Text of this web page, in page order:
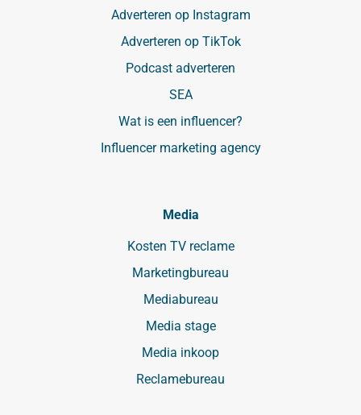
Adverteren op Instagram
Adverteren op TikTok
Podcast adverteren
SEA
Wat is een influencer?
Influencer marketing agency
Media
Kosten TV reclame
Marketingbureau
Mediabureau
Media stage
Media inkoop
Reclamebureau